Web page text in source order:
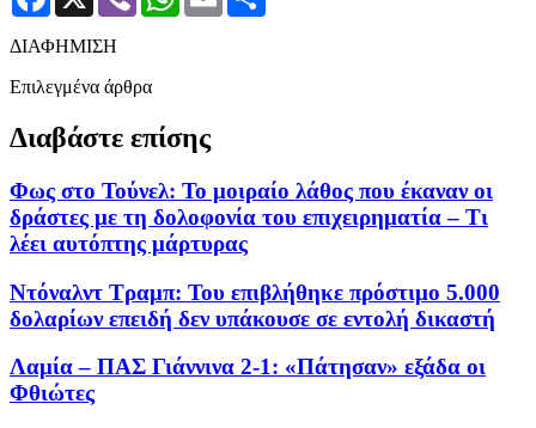
ΔΙΑΦΗΜΙΣΗ
Επιλεγμένα άρθρα
Διαβάστε επίσης
Φως στο Τούνελ: Το μοιραίο λάθος που έκαναν οι
δράστες με τη δολοφονία του επιχειρηματία – Τι
λέει αυτόπτης μάρτυρας
Ντόναλντ Τραμπ: Του επιβλήθηκε πρόστιμο 5.000
δολαρίων επειδή δεν υπάκουσε σε εντολή δικαστή
Λαμία – ΠΑΣ Γιάννινα 2-1: «Πάτησαν» εξάδα οι
Φθιώτες